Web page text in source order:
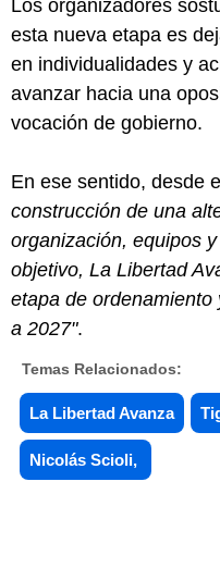
Los organizadores
esta nueva etapa es
en individualidades y
avanzar hacia una
vocación de gobierno.
En ese sentido, desde
construcción de una
organización, equipos
objetivo, La Libertad
etapa de
a 2027".
Temas Relacionados:
La Libertad Avanza
Nicolás Scioli,